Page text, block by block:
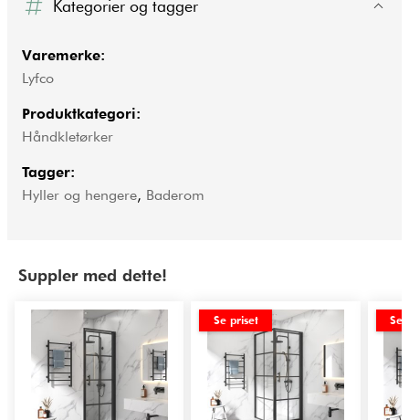
Kategorier og tagger
Varemerke:
Lyfco
Produktkategori:
Håndkletørker
Tagger:
Hyller og hengere, Baderom
Suppler med dette!
Se priset Se